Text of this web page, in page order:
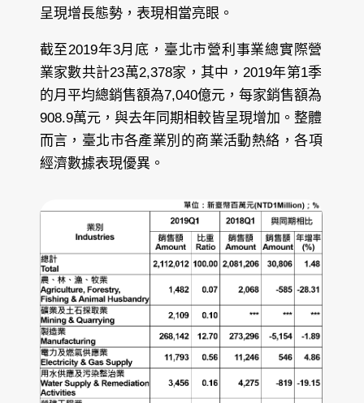
呈現增長態勢，表現相當亮眼。
截至2019年3月底，臺北市營利事業總實際營
業家數共計23萬2,378家，其中，2019年第1季
的月平均總銷售額為7,040億元，每家銷售額為
908.9萬元，與去年同期相較皆呈現增加。整體
而言，臺北市各產業別的商業活動熱絡，各項
經濟數據表現優異。